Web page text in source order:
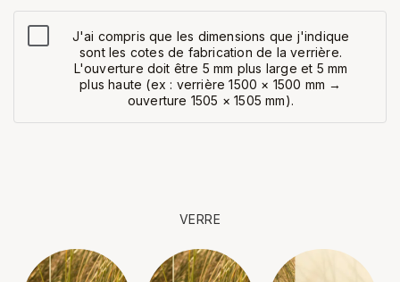
J'ai compris que les dimensions que j'indique
sont les cotes de fabrication de la verrière.
L'ouverture doit être 5 mm plus large et 5 mm
plus haute (ex : verrière 1500 × 1500 mm →
ouverture 1505 × 1505 mm).
VERRE